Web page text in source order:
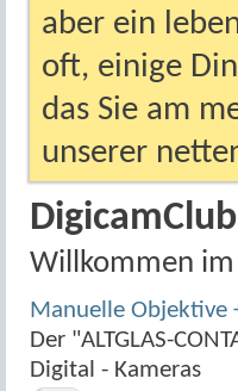
aber ein
oft, einige
das Sie am
unserer
Willkommen im
Manuelle Objektive
Der "ALTGLAS-
Digital - Kameras